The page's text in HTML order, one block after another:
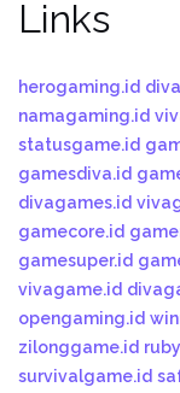
Links
herogaming.id
namagaming.id
statusgame.id
gamesdiva.id
divagames.id
gamecore.id
gamesuper.id
vivagame.id
opengaming.id
zilonggame.id
survivalgame.id